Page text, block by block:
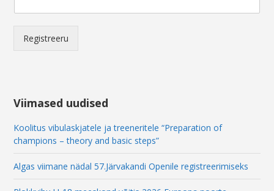
i
E
m
a
i
l
Registreeru
Viimased uudised
Koolitus vibulaskjatele ja treeneritele “Preparation of
champions – theory and basic steps”
Algas viimane nädal 57.Järvakandi Openile registreerimiseks